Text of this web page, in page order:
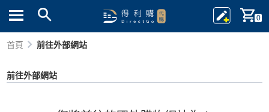
0
首頁 前往外部網站
前往外部網站